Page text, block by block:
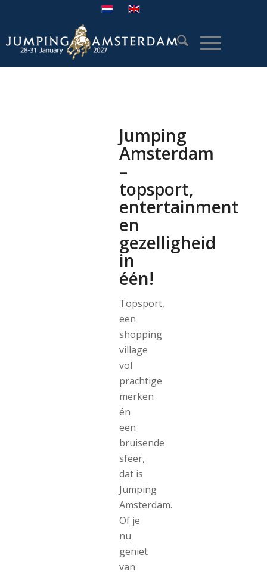
Jumping
Amsterdam
–
topsport,
entertainment
en
gezelligheid
in
één!
Topsport,
een
shopping
village
vol
prachtige
merken
én
een
bruisende
sfeer,
dat is
Jumping
Amsterdam.
Of je
nu
geniet
van